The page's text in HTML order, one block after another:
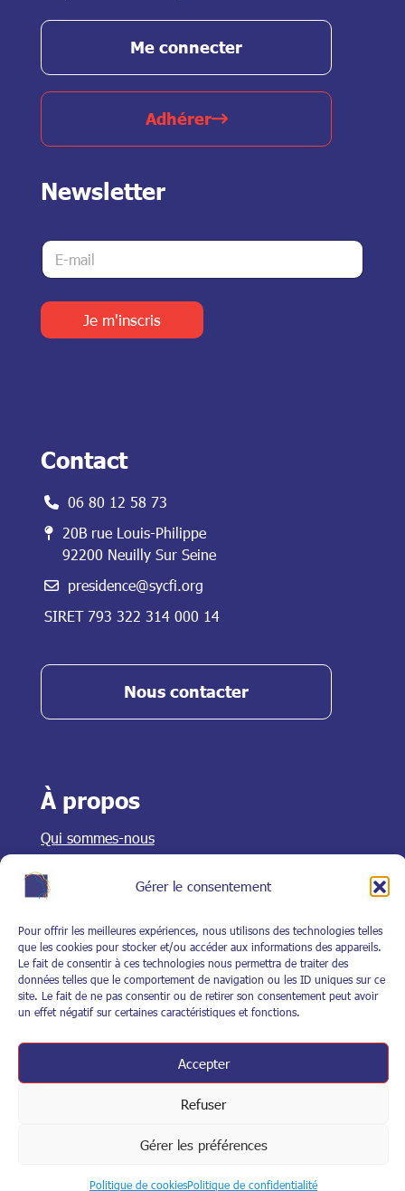
Gérer le consentement
Pour offrir les meilleures expériences, nous utilisons des technologies telles
que les cookies pour stocker et/ou accéder aux informations des appareils.
Le fait de consentir à ces technologies nous permettra de traiter des
données telles que le comportement de navigation ou les ID uniques sur ce
site. Le fait de ne pas consentir ou de retirer son consentement peut avoir
un effet négatif sur certaines caractéristiques et fonctions.
Accepter
Refuser
Gérer les préférences
Politique de cookiesPolitique de confidentialité
Me connecter
Adhérer
Newsletter
E
-
a
l
E
m
a
l
Je m'inscris
Contact
06 80 12 58 73
20B rue Louis-Philippe
92200 Neuilly Sur Seine
presidence@sycfi.org
SIRET 793 322 314 000 14
Nous contacter
À propos
Qui sommes-nous
Historique
Organisation et fonctionnement
Assemblés générales
Nos équipes
Mentions légales
Mentions légales
Politique de cookies